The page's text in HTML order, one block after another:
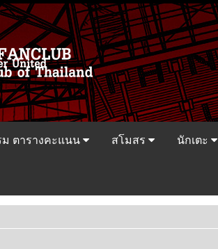
ม ตารางคะแนน สโมสร นักเตะ